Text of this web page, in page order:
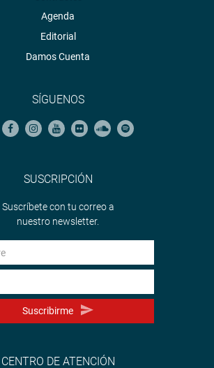
Agenda
Editorial
Damos Cuenta
SÍGUENOS
SUSCRIPCIÓN
Suscríbete con tu correo a
nuestro newsletter.
Suscribirme
CENTRO DE ATENCIÓN